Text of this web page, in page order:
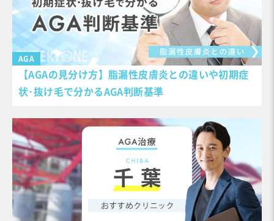
AGA
【AGAの見分け方】脂漏性皮膚炎との違いや初期症
状･抜け毛で分かるAGA判断基準